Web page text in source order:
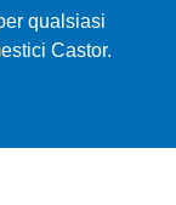
qualsiasi
Castor.